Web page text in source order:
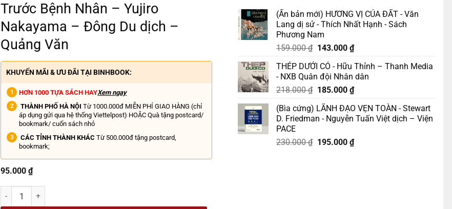
Trước Bệnh Nhân – Yujiro
Nakayama – Đông Du dịch –
Quảng Văn
KHUYẾN MÃI & ƯU ĐÃI TẠI BINHBOOK:
HƠN 1000 TỰA SÁCH HAYXem ngay
THÀNH PHỐ HÀ NỘI Từ 1000.000đ MIỄN PHÍ GIAO HÀNG (chỉ
áp dụng gửi qua hệ thống Viettelpost) HOẶC Quà tặng postcard/
bookmark/ cuốn sách nhỏ
CÁC TỈNH THÀNH KHÁC Từ 500.000đ tặng postcard,
bookmark;
95.000₫
TIẾNG LÒNG BÁC SĨ: Những Điều Khó Chia Sẻ Của Bác Sĩ Khi Đứng Trước Bệnh Nhân - Yujiro Nakayama - Đông Du dịch - Quảng Văn số
(Ấn bản mới) HƯƠNG VỊ CỦA ĐẤT - Văn
Lang dị sử - Thích Nhất Hạnh - Sách
Phương Nam
159.000₫ Giá
là:
159.000 ₫.
143.000 ₫Giá
tại
là:
143.000 ₫.
THÉP DƯỚI CỎ - Hữu Thỉnh – Thanh Media
- NXB Quân đội Nhân dân
218.000₫ Giá
là:
218.000 ₫.
185.000 ₫Giá
tại
là:
(Bìa cứng) LÃNH ĐẠO VẸN TOÀN - Stewart
D. Friedman - Nguyễn Tuấn Việt dịch – Viện
PACE
230.000₫ Giá
195.000 ₫Giá